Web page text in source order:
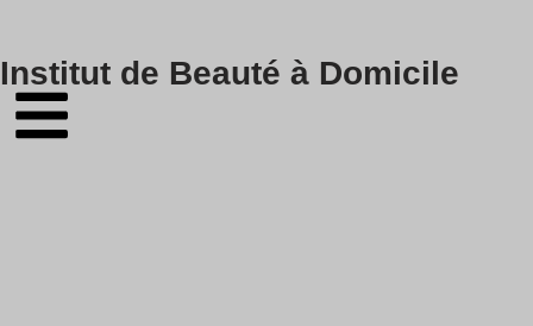
Skip
to
content
Institut de Beauté à Domicile